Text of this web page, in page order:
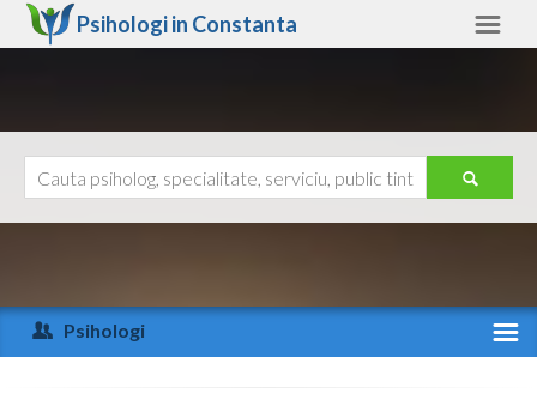
Psihologi in Constanta
Arad
Arges
Ajutor
Psihologi